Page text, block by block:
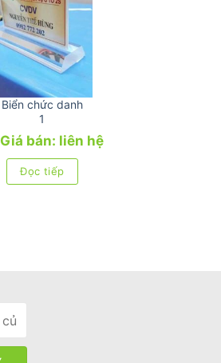
Biển chức danh
1
Giá bán: liên hệ
Đọc tiếp